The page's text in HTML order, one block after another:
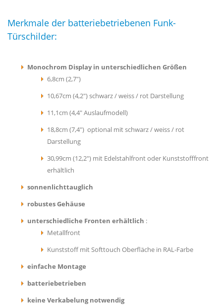
Merkmale der batteriebetriebenen Funk-
Türschilder:
Monochrom Display in unterschiedlichen Größen
6,8cm (2,7")
10,67cm (4,2") schwarz / weiss / rot Darstellung
11,1cm (4,4" Auslaufmodell)
18,8cm (7,4") optional mit schwarz / weiss / rot
Darstellung
30,99cm (12,2") mit Edelstahlfront oder Kunststofffront
erhältlich
sonnenlichttauglich
robustes Gehäuse
unterschiedliche Fronten erhältlich :
Metallfront
Kunststoff mit Softtouch Oberfläche in RAL-Farbe
einfache Montage
batteriebetrieben
keine Verkabelung notwendig